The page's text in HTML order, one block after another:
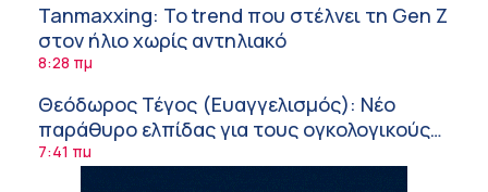
Tanmaxxing: To trend που στέλνει τη Gen Z
στον ήλιο χωρίς αντηλιακό
8:28 πμ
Θεόδωρος Τέγος (Ευαγγελισμός): Νέο
παράθυρο ελπίδας για τους ογκολογικούς
ασθενείς μέσω κλινικών δοκιμών
7:41 πμ